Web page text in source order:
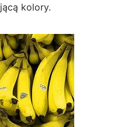
kolory.